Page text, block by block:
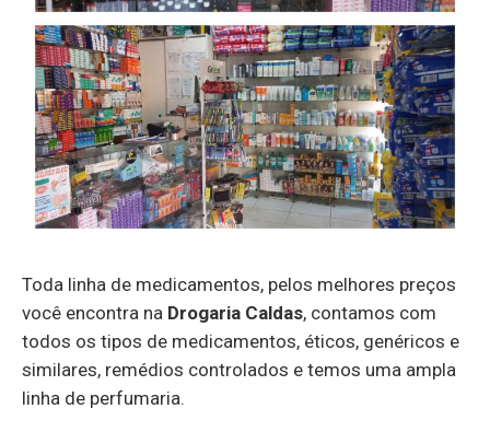
Toda linha de medicamentos, pelos melhores preços
você encontra na Drogaria Caldas, contamos com
todos os tipos de medicamentos, éticos, genéricos e
similares, remédios controlados e temos uma ampla
linha de perfumaria.